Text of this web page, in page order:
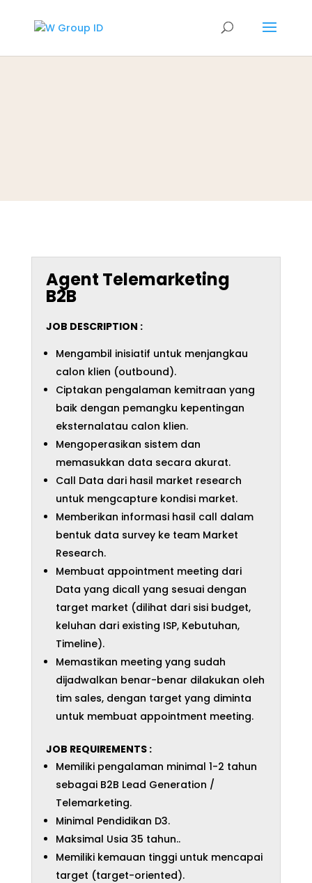
Agent Telemarketing
B2B
JOB DESCRIPTION :
Mengambil inisiatif untuk menjangkau
calon klien (outbound).
Ciptakan pengalaman kemitraan yang
baik dengan pemangku kepentingan
eksternalatau calon klien.
Mengoperasikan sistem dan
memasukkan data secara akurat.
Call Data dari hasil market research
untuk mengcapture kondisi market.
Memberikan informasi hasil call dalam
bentuk data survey ke team Market
Research.
Membuat appointment meeting dari
Data yang dicall yang sesuai dengan
target market (dilihat dari sisi budget,
keluhan dari existing ISP, Kebutuhan,
Timeline).
Memastikan meeting yang sudah
dijadwalkan benar-benar dilakukan oleh
tim sales, dengan target yang diminta
untuk membuat appointment meeting.
JOB REQUIREMENTS :
Memiliki pengalaman minimal 1-2 tahun
sebagai B2B Lead Generation /
Telemarketing.
Minimal Pendidikan D3.
Maksimal Usia 35 tahun..
Memiliki kemauan tinggi untuk mencapai
target (target-oriented).